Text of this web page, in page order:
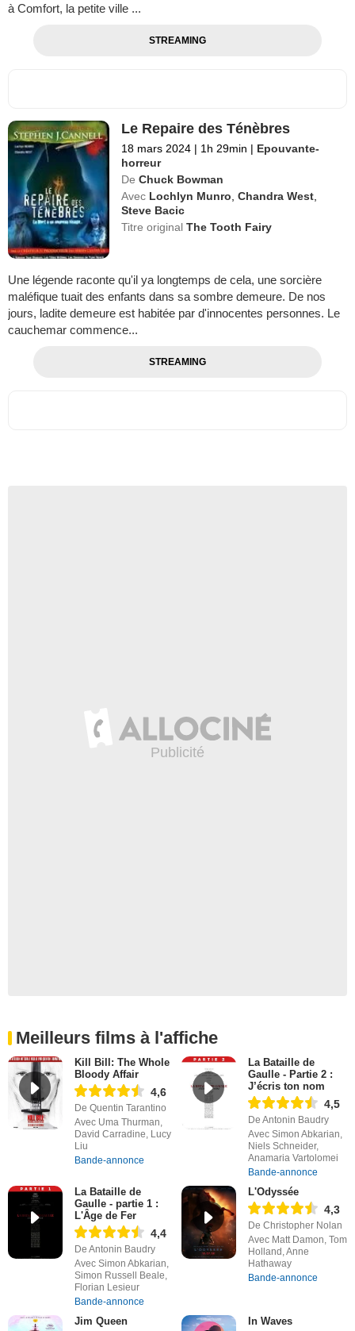
à Comfort, la petite ville ...
STREAMING
Le Repaire des Ténèbres
18 mars 2024 | 1h 29min | Epouvante-
horreur
De Chuck Bowman
Avec Lochlyn Munro ,Chandra West
Steve Bacic
Titre originalThe Tooth Fairy
Une légende raconte qu'il ya longtemps de cela, une sorcière
maléfique tuait des enfants dans sa sombre demeure. De nos
jours, ladite demeure est habitée par d'innocentes personnes. Le
cauchemar commence...
STREAMING
Meilleurs films à l'affiche
Kill Bill: The Whole
Bloody Affair
4,6
De Quentin Tarantino
Avec Uma Thurman,
David Carradine, Lucy
Liu
Bande-annonce
La Bataille de
Gaulle - Partie 2 :
J’écris ton nom
4,5
De Antonin Baudry
Avec Simon Abkarian,
Niels Schneider,
Anamaria Vartolomei
Bande-annonce
La Bataille de
Gaulle - partie 1 :
L'Âge de Fer
4,4
De Antonin Baudry
Avec Simon Abkarian,
Simon Russell Beale,
Florian Lesieur
Bande-annonce
L'Odyssée
4,3
De Christopher Nolan
Avec Matt Damon, Tom
Holland, Anne
Hathaway
Bande-annonce
Jim Queen In Waves